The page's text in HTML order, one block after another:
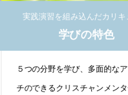
実践演習を組み込んだカリキュ
学びの特色
５つの分野を学び、多面的なアプ
チのできるクリスチャンメンター